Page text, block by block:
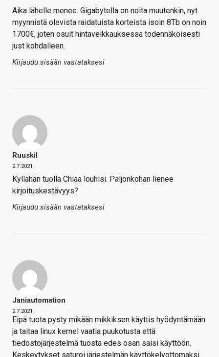
Aika lähelle menee. Gigabytella on noita muutenkin, nyt
myynnistä olevista raidatuista korteista isoin 8Tb on noin
1700€, joten osuit hintaveikkauksessa todennäköisesti
just kohdalleen.
Kirjaudu sisään vastataksesi
Ruuskil
2.7.2021
Kyllähän tuolla Chiaa louhisi. Paljonkohan lienee
kirjoituskestävyys?
Kirjaudu sisään vastataksesi
Janiautomation
2.7.2021
Eipä tuota pysty mikään mikkiksen käyttis hyödyntämään
ja taitaa linux kernel vaatia puukotusta että
tiedostojärjestelmä tuosta edes osan saisi käyttöön.
Keskeytykset saturoi järjestelmän käyttökelvottomaksi.